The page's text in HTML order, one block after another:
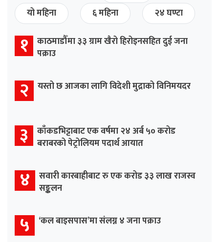
यो महिना
६ महिना २४ घण्टा
१ काठमाडौँमा ३३ ग्राम खैरो हिरोइनसहित दुई जना
पक्राउ
२ यस्तो छ आजका लागि विदेशी मुद्राको विनिमयदर
३ काँकडभिट्टाबाट एक वर्षमा २४ अर्ब ५० करोड
बराबरको पेट्रोलियम पदार्थ आयात
४ सवारी कारबाहीबाट रु एक करोड ३३ लाख राजस्व
सङ्कलन
५ ‘कल बाइसपास’मा संलग्न ४ जना पक्राउ